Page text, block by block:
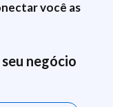
você as
negócio